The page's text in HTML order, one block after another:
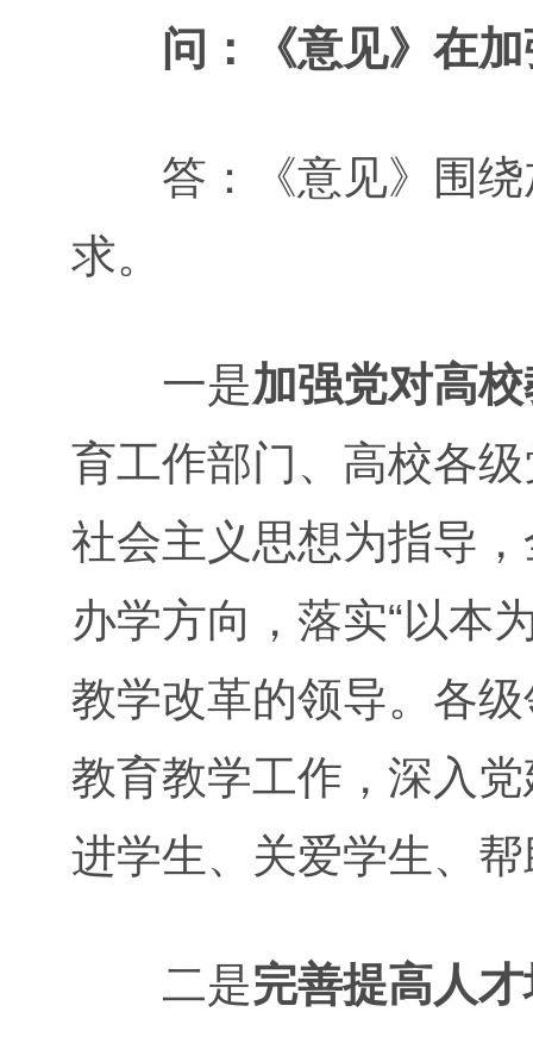
问：《意见》在
答：《意见》围绕
求。
一是加强党对高
育工作部门、高校各
社会主义思想为指导
办学方向，落实“以本
教学改革的领导。各
教育教学工作，深入
进学生、关爱学生、
二是完善提高人